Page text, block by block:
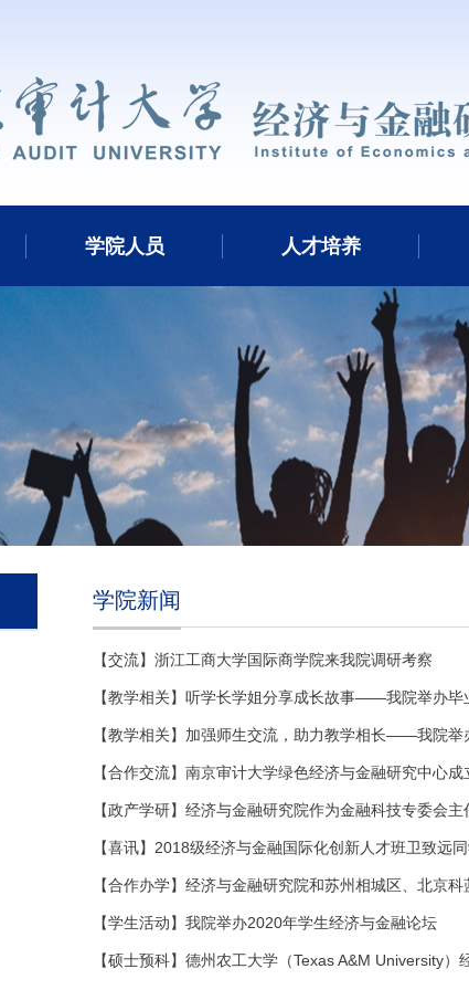
学院人员 人才培养
学院新闻
【交流】浙江工商大学国际商学院来我院调研考察
【教学相关】听学长学姐分享成长故事——我院举办毕
【教学相关】加强师生交流，助力教学相长——我院举
【合作交流】南京审计大学绿色经济与金融研究中心
【政产学研】经济与金融研究院作为金融科技专委会
【喜讯】2018级经济与金融国际化创新人才班卫致远
【合作办学】经济与金融研究院和苏州相城区、北京
【学生活动】我院举办2020年学生经济与金融论坛
【硕士预科】德州农工大学（Texas A&M University）